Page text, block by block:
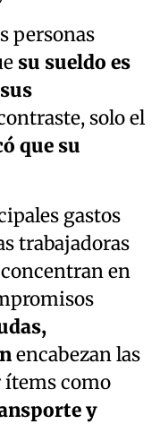
personas
su sueldo es
solo el
que su
gastos
trabajadoras
en
encabezan las
ítems como
y